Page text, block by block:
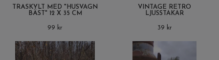
TRÄSKYLT MED "HUSVAGN
BÄST" 12 X 35 CM
99 kr
VINTAGE RETRO
LJUSSTAKAR
39 kr